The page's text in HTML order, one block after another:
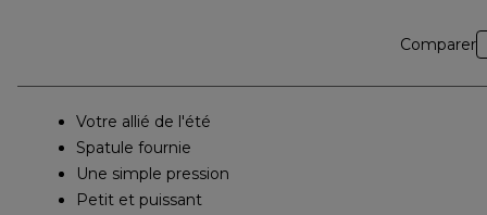
Comparer
Votre allié de l'été
Spatule fournie
Une simple pression
Petit et puissant